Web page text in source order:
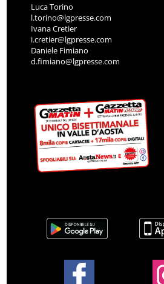
Luca Torino
l.torino@lgpresse.com
Ivana Cretier
i.cretier@lgpresse.com
Daniele Fimiano
d.fimiano@lgpresse.com